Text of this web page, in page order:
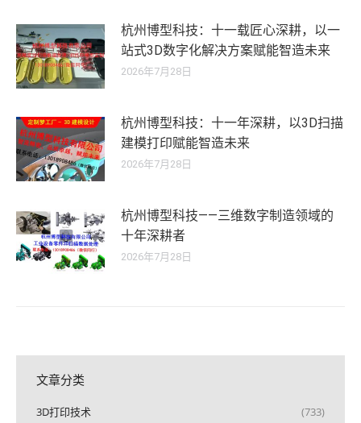
杭州博型科技：十一载匠心深耕，以一
站式3D数字化解决方案赋能智造未来
2026年7月28日
杭州博型科技：十一年深耕，以3D扫描
建模打印赋能智造未来
2026年7月28日
杭州博型科技——三维数字制造领域的
十年深耕者
2026年7月28日
文章分类
3D打印技术
(733)